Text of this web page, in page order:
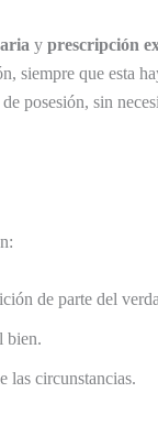
y prescripción
siempre que esta
de posesión, sin
de parte del
bien.
las circunstancias.